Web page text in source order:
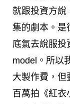
就跟投資方說
集的劇本。是
底氣去說服投
model。所以
大製作費，但
百萬拍《紅衣